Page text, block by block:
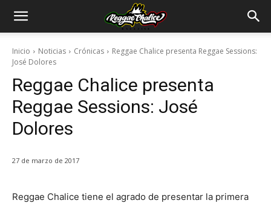
Inicio Noticias Crónicas
Reggae Chalice presenta Reggae Sessions:
José Dolores
Reggae Chalice presenta
Reggae Sessions: José
Dolores
27 de marzo de 2017
Reggae Chalice tiene el agrado de presentar la primera